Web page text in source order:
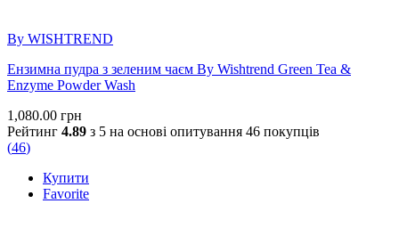
By WISHTREND
Ензимна пудра з зеленим чаєм By Wishtrend Green Tea &
Enzyme Powder Wash
1,080.00 грн
Рейтинг 4.89 з 5 на основі опитування 46 покупців
(46)
Купити
Favorite